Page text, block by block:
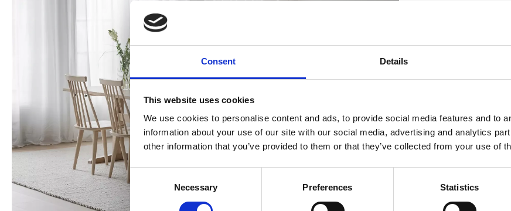
Consent Details
This website uses cookies
We use cookies to personalise content and ads, to provide social media features and to
information about your use of our site with our social media, advertising and analytics
other information that you’ve provided to them or that they’ve collected from your use of
Selection
Necessary Preferences Statistics